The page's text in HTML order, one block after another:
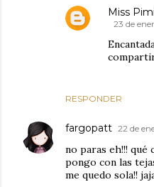
RESPONDER
Miss
23 de
fargopatt 22 de
no paras eh!!! qué
pongo con las
me quedo sola!!